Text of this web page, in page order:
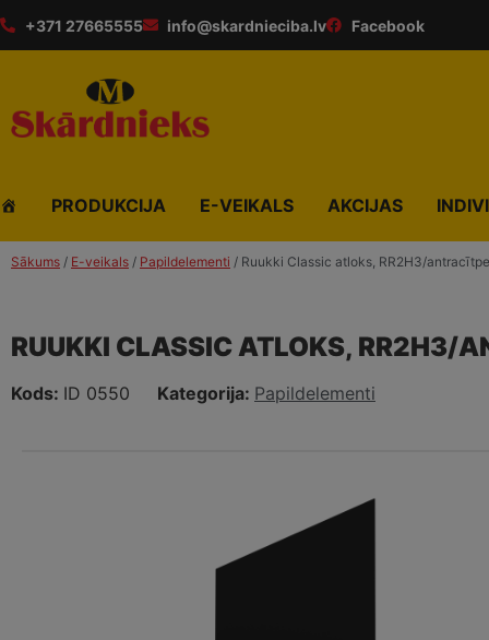
+371 27665555 info@skardnieciba.lv Facebook
PRODUKCIJA E-VEIKALS AKCIJAS
Sākums / E-veikals / Papildelementi / Ruukki Classic atloks, RR2H3/
RUUKKI CLASSIC ATLOKS, RR2H3/
Kods: ID 0550 Kategorija: Papildelementi